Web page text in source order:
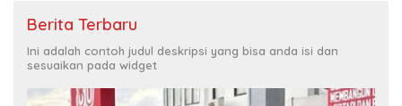
Berita Terbaru
Ini adalah contoh judul deskripsi yang bisa anda isi dan
sesuaikan pada widget